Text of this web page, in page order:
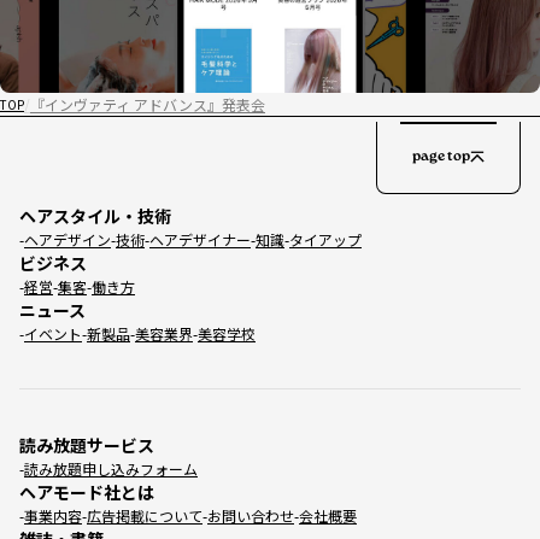
TOP 『インヴァティ アドバンス』発表会
ヘアスタイル・技術
ヘアデザイン 技術 ヘアデザイナー 知識 タイアップ
ビジネス
経営 集客 働き方
ニュース
イベント 新製品 美容業界 美容学校
読み放題サービス
読み放題申し込みフォーム
ヘアモード社とは
事業内容 広告掲載について お問い合わせ 会社概要
page top